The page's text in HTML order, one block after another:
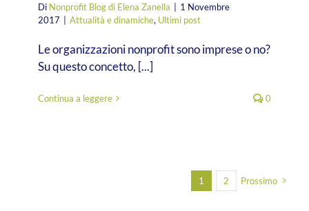
Di Nonprofit Blog di Elena Zanella
1 Novembre
2017
Attualità e dinamiche, Ultimi post
Le organizzazioni nonprofit sono imprese o no?
Su questo concetto, [...]
Continua a leggere 0
1 2 Prossimo